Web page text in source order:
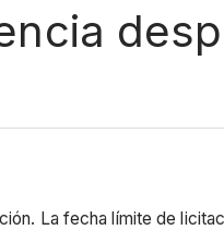
La fecha límite de